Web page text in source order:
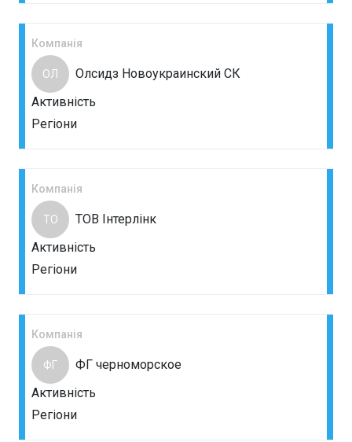
Компанія
ОЛ
Олсидз Новоукраинский СК
Активність
Регіони
Компанія
ТО
ТОВ Інтерлінк
Активність
Регіони
Компанія
ФГ
ФГ черноморское
Активність
Регіони